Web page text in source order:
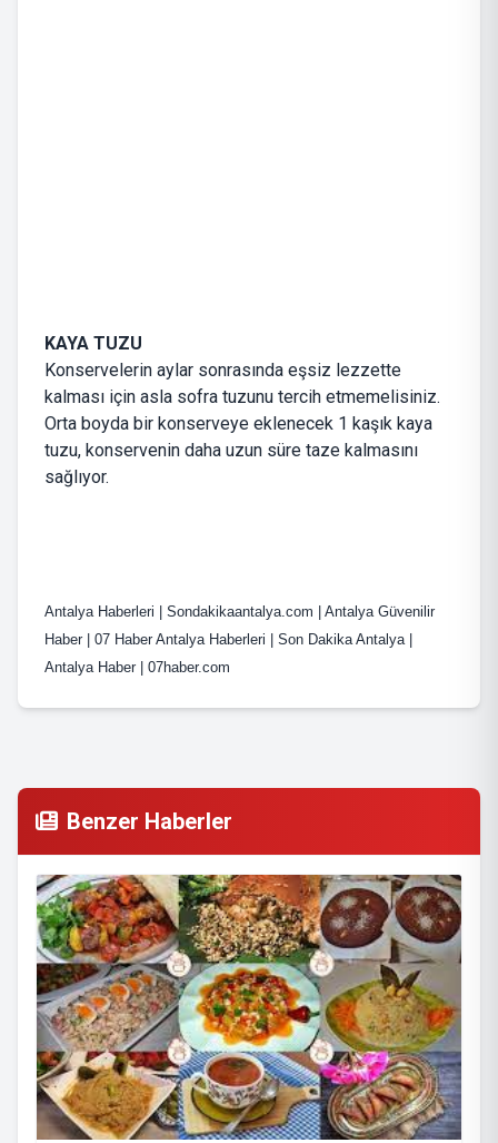
KAYA TUZU
Konservelerin aylar sonrasında eşsiz lezzette
kalması için asla sofra tuzunu tercih etmemelisiniz.
Orta boyda bir konserveye eklenecek 1 kaşık kaya
tuzu, konservenin daha uzun süre taze kalmasını
sağlıyor.
Antalya Haberleri | Sondakikaantalya.com | Antalya Güvenilir
Haber | 07 Haber Antalya Haberleri | Son Dakika Antalya |
Antalya Haber | 07haber.com
Benzer Haberler